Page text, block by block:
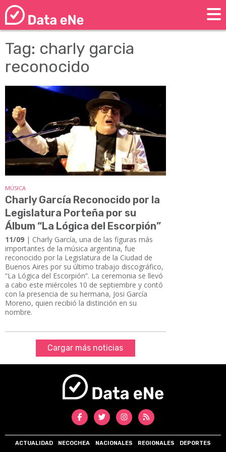
Tag: charly garcia
reconocido
MÚSICA
Charly García Reconocido por la
Legislatura Porteña por su
Álbum “La Lógica del Escorpión”
11/09 | Charly García, una de las figuras más
importantes de la música argentina, fue
reconocido por la Legislatura de la Ciudad de
Buenos Aires por su último trabajo discográfico,
“La Lógica del Escorpión”. La ceremonia se llevó
a cabo este miércoles 10 de septiembre y contó
con la presencia de su hermana, Josi García
Moreno, quien recibió la distinción en su
nombre.
Cargar más noticias
ACTUALIDAD NECOCHEA NACIONALES REGIONALES DEPORTES